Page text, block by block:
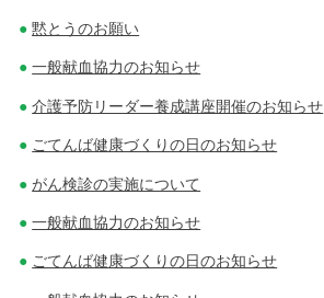
黙とうのお願い
一般献血協力のお知らせ
介護予防リーダー養成講座開催のお知らせ
ごてんば健康づくりの日のお知らせ
がん検診の実施について
一般献血協力のお知らせ
ごてんば健康づくりの日のお知らせ